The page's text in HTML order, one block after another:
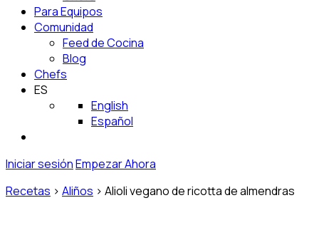
Para Equipos
Comunidad
Feed de Cocina
Blog
Chefs
ES
English
Español
Iniciar sesiónEmpezar Ahora
Recetas > Aliños > Alioli vegano de ricotta de almendras